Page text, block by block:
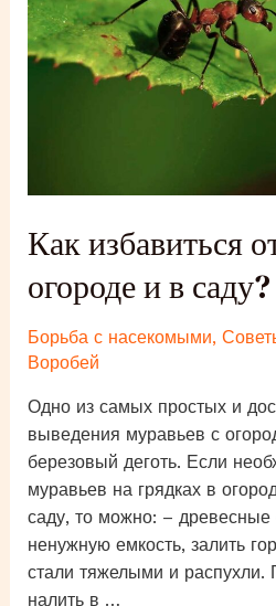
Как избавиться
огороде и в саду?
Борьба с насекомыми,
Воробей
Одно из самых простых и
выведения муравьев с
березовый деготь. Если
муравьев на грядках в
саду, то можно: – древесные
ненужную емкость, залить
стали тяжелыми и распухли.
налить в …